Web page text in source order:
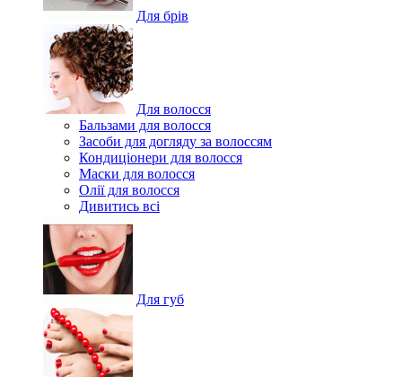
Для брів
Для волосся
Бальзами для волосся
Засоби для догляду за волоссям
Кондиціонери для волосся
Маски для волосся
Олії для волосся
Дивитись всі
Для губ